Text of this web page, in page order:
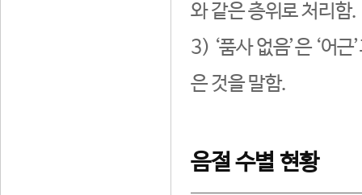
와 같은 층위로 처리함.
3) ‘품사 없음’은 ‘어
은 것을 말함.
음절 수별 현황